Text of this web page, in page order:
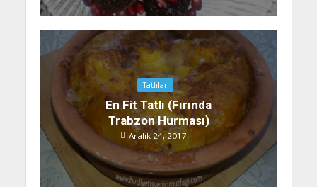
Tatlılar
En Fit Tatlı (Fırında
Trabzon Hurması)
Aralık 24, 2017